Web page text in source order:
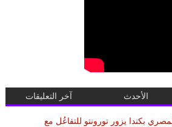
الأحدث آخر التعليقات
بكندا يزور تورونتو للتفاعُل مع